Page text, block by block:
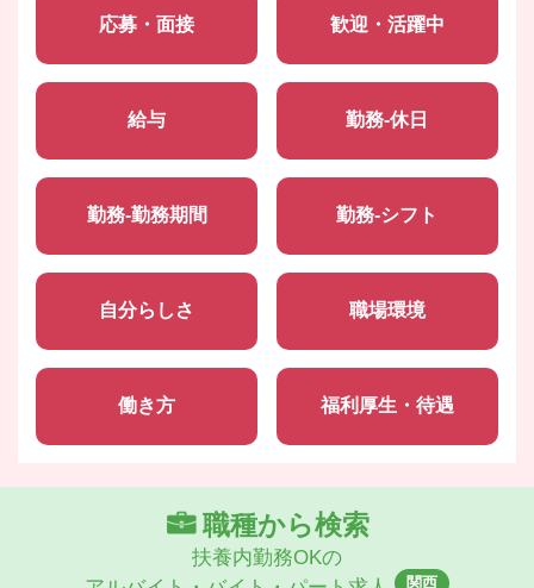
応募・面接 歓迎・活躍中
給与 勤務-休日
勤務-勤務期間 勤務-シフト
自分らしさ 職場環境
働き方 福利厚生・待遇
職種から検索
扶養内勤務OKの
関西